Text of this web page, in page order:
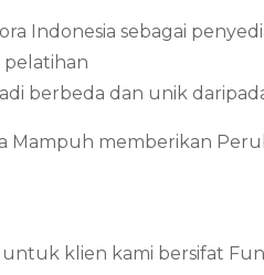
Indonesia sebagai
pelatihan
berbeda dan unik
Mampuh memberikan
klien kami bersifat